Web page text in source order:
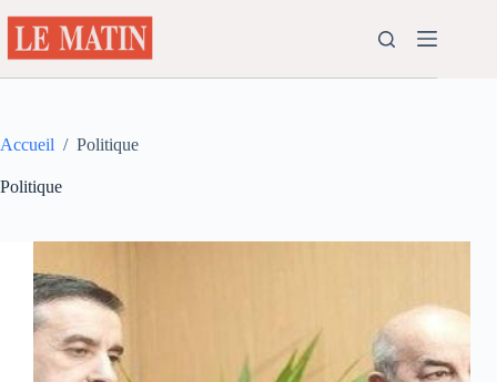
au
contenu
Accueil / Politique
Politique